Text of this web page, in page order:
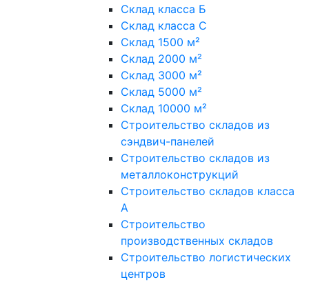
Склад класса Б
Склад класса С
Склад 1500 м²
Склад 2000 м²
Склад 3000 м²
Склад 5000 м²
Склад 10000 м²
Строительство складов из
сэндвич-панелей
Строительство складов из
металлоконструкций
Строительство складов класса
А
Строительство
производственных складов
Строительство логистических
центров